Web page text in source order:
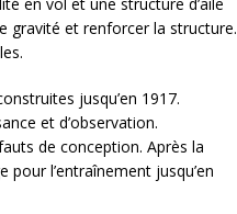
gravité et renforcer la structure.
jusqu’en 1917.
et d’observation.
de conception. Après la
l’entraînement jusqu’en